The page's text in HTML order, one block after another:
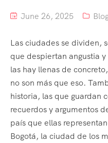
June 26, 2025
Las ciudades se dividen,
que despiertan angustia
las hay llenas de
no son más que eso.
historia, las que guardan
recuerdos y argumentos
país que ellas
Bogotá, la ciudad de los